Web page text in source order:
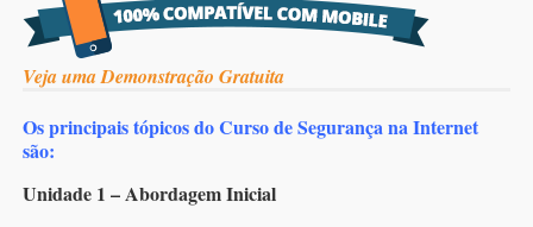
Veja uma Demonstração Gratuita
Os principais tópicos do Curso de Segurança na Internet
são:
Unidade 1 – Abordagem Inicial